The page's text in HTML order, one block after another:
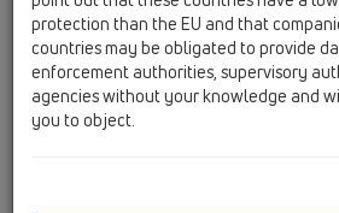
Корпус трапа для
DN75 вертикальный с
нировкладышем.
protection than the EU and that
countries may be obligated to provide
enforcement authorities, supervisory
agencies without your knowledge and
you to object.